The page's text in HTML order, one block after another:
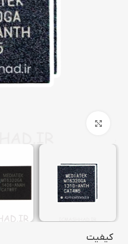
کیفیت